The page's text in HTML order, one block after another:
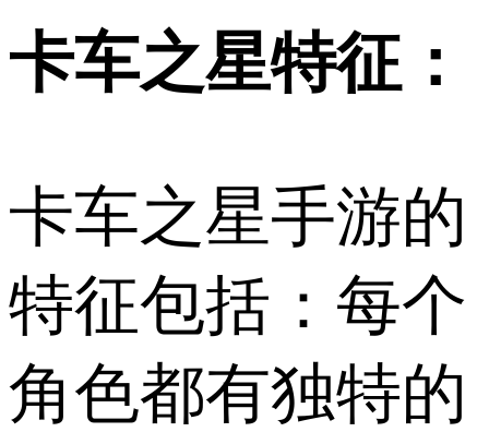
卡车之星特征：
卡车之星手游的
特征包括：每个
角色都有独特的